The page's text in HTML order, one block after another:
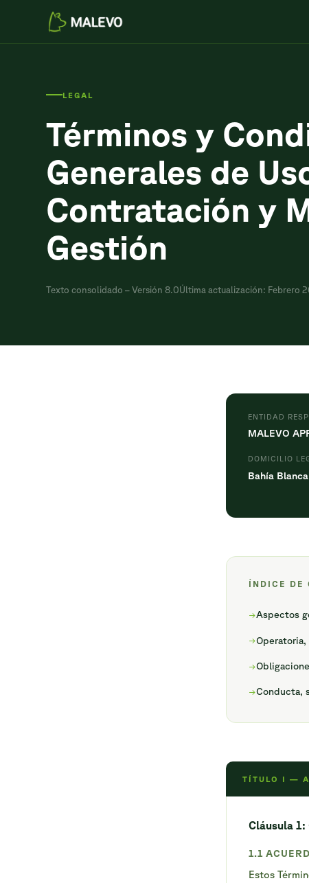
LEGAL
Términos y
Generales de
Contratación y
Gestión
Texto consolidado – Versión 8.0Última actualización: Febrero
ENTIDAD
MALEVO
DOMICILIO
Bahía
ÍNDICE DE
Aspectos
Conducta,
TÍTULO I —
Cláusula
1.1
Estos